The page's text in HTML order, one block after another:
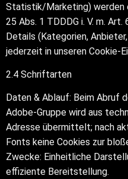
Statistik/Marketing) werden
25 Abs. 1 TDDDG i. V. m. Art.
Details (Kategorien,
jederzeit in unseren Cookie-
2.4 Schriftarten
Daten & Ablauf: Beim Abruf
Adobe-Gruppe wird aus
Adresse übermittelt; nach
Fonts keine Cookies zur
Zwecke: Einheitliche
effiziente Bereitstellung.